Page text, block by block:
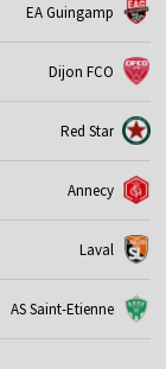
EA Guingamp
Dijon FCO
Red Star
Annecy
Laval
AS Saint-Etienne